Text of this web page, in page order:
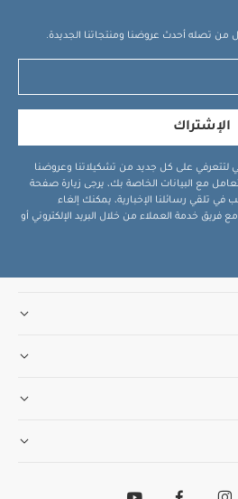
من تصله أحدث عروضنا ومنتجاتنا الجديدة.
الإشتراك
لتتعرفي على كل جديد من تشكيلاتنا وعروضنا
مع البيانات الخاصة بك، يرجى زيارة صفحة
في تلقي رسائلنا الإخبارية، يمكنك إلغاء
فريق خدمة العملاء من خلال البريد الإلكتروني أو